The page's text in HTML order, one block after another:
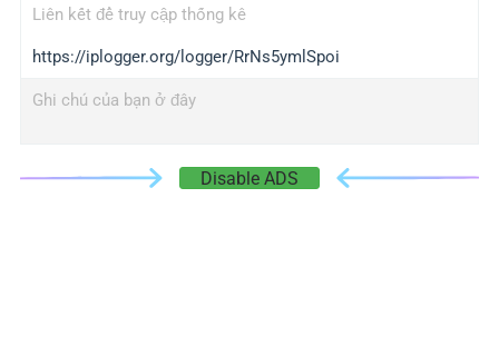
Liên kết để truy cập thống kê
https://iplogger.org/logger/RrNs5ymlSpoi
Ghi chú của bạn ở đây
Disable ADS